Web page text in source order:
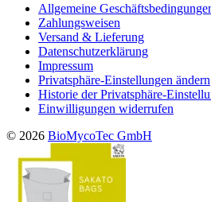
Allgemeine
Zahlungsweisen
Versand & Lieferung
Datenschutzerklärung
Impressum
Privatsphäre-Einstellungen ändern
Historie der Privatsphäre-
Einwilligungen widerrufen
© 2026 BioMycoTec GmbH